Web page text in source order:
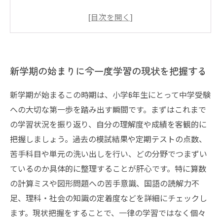
苦手克服のための効果的な取り組み方
ために
新学期の始まりに今一度学習の現状を把握する
新学期が始まるこの時期は、小学6年生にとって中学受験
への大切な第一歩を踏み出す瞬間です。まずはこれまで
の学習状況を振り返り、自分の理解度や成績を客観的に
把握しましょう。過去の模試結果や定期テストの点数、
苦手科目や単元の洗い出しを行い、どの分野でつまずい
ているのか具体的に整理することが肝心です。特に算数
の計算ミスや図形問題への苦手意識、国語の読解力不
足、理科・社会の知識の定着度などを詳細にチェックし
ます。現状把握をすることで、一律の学習ではなく個々